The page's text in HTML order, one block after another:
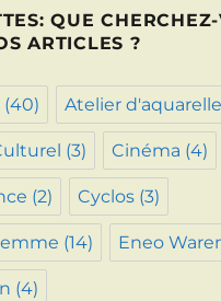
QUE
ARTICLES ?
(40) Atelier
(3) Cinéma (4)
(2) Cyclos (3)
(14) Eneo
(4)